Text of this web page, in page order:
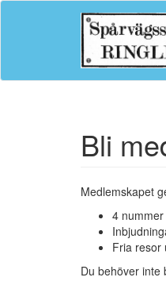
Bli
Medlemskapet
4
Fria resor
Du behöver inte